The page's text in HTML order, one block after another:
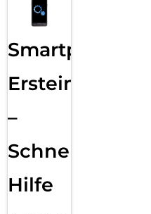
Smartphone
Ersteinrichtung
–
Schnelle
Hilfe